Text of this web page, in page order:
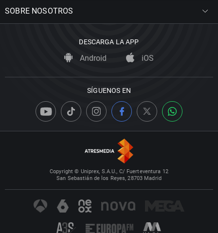
SOBRE NOSOTROS
DESCARGA LA APP
Android iOS
SÍGUENOS EN
Copyright © Uniprex, S.A.U., C/ Fuerteventura 12
San Sebastián de los Reyes, 28703 Madrid